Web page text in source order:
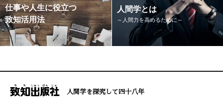
仕事や人生に役立つ
致知活用法
人間学とは
～人間力を高めるために～
人間学を探究して四十八年